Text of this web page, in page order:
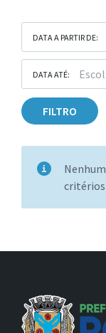
DATA A PARTIR DE:
DATA ATÉ:
FILTRO
critérios